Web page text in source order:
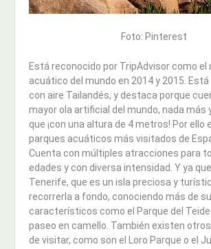
Foto: Pinterest
Está reconocido por TripAdvisor como el
acuático del mundo en 2014 y 2015.
con aire Tailandés, y destaca porque
mayor ola artificial del mundo, nada más
que ¡con una altura de 4 metros! Por ello
parques acuáticos más visitados de
Cuenta con múltiples atracciones para
edades y con diversa intensidad. Y ya
Tenerife, que es un isla preciosa y
recorrerla a fondo, conociendo más de
característicos como el Parque del Teide
paseo en camello. También existen
de visitar, como son el Loro Parque o el